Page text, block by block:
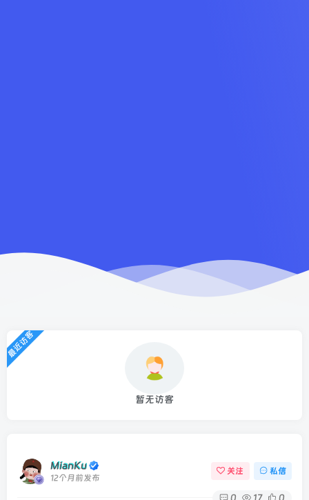
最近访客
暂无访客
MianKu
12个月前发布
关注 私信
0 17 0